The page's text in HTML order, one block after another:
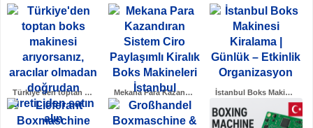
Türkiye'den toptan boks makine.. Mekana Para Kazandıran Sistem .. İstanbul Boks Makinesi Kiralam..